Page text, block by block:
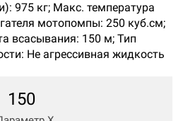
975 кг; Макс. температура
мотопомпы: 250 куб.см;
всасывания: 150 м; Тип
Не агрессивная жидкость
150